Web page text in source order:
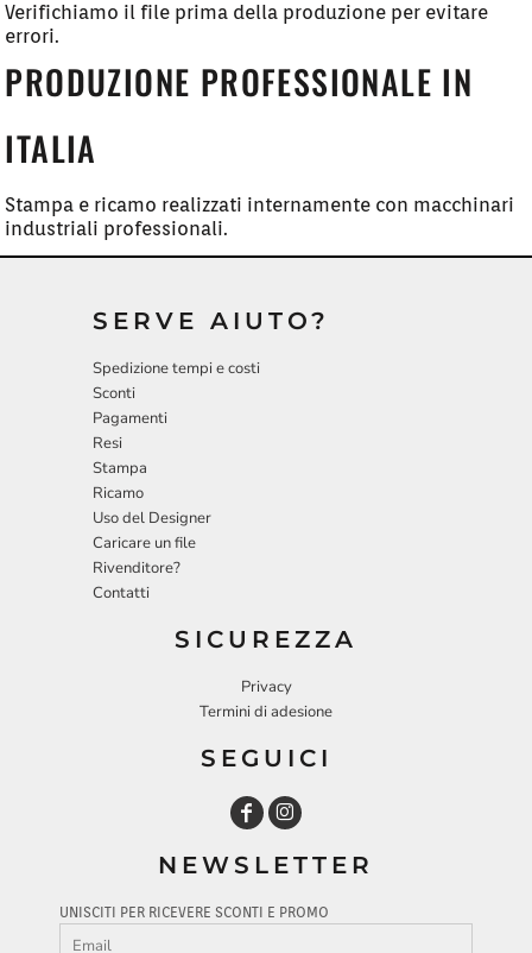
Verifichiamo il file prima della produzione per evitare
errori.
PRODUZIONE PROFESSIONALE IN
ITALIA
Stampa e ricamo realizzati internamente con macchinari
industriali professionali.
SERVE AIUTO?
Spedizione tempi e costi
Sconti
Pagamenti
Resi
Stampa
Ricamo
Uso del Designer
Caricare un file
Rivenditore?
Contatti
SICUREZZA
Privacy
Termini di adesione
SEGUICI
NEWSLETTER
UNISCITI PER RICEVERE SCONTI E PROMO